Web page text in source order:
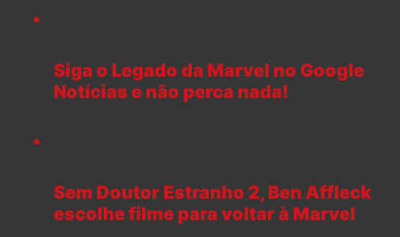
Siga o Legado da Marvel no Google
Notícias e não perca nada!
Sem Doutor Estranho 2, Ben Affleck
escolhe filme para voltar à Marvel